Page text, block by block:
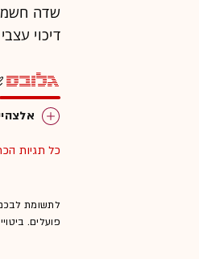
שדה
דיכוי
כל תגיות
לתשומת
פועלים.